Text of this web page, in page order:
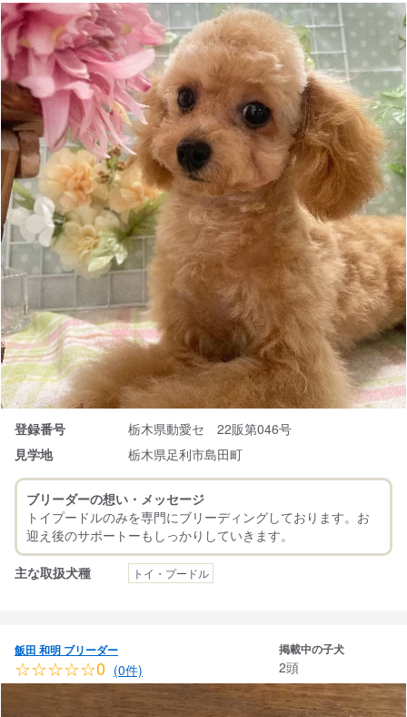
登録番号
栃木県動愛セ 22販第046号
見学地
栃木県足利市島田町
ブリーダーの想い・メッセージ
トイプードルのみを専門にブリーディングしております。お
主な取扱犬種 トイ・プードル
飯田 和明 ブリーダー
☆☆☆☆☆0 (0件)
掲載中の子犬
2頭